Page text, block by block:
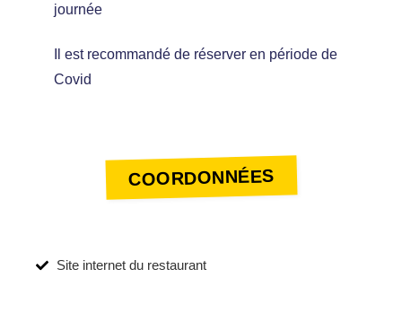
journée
Il est recommandé de réserver en période de
Covid
COORDONNÉES
Site internet du restaurant